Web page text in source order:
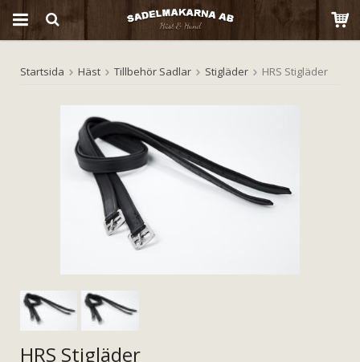
Produkten har blivit tillagd i varukorgen
Startsida Häst Tillbehör Sadlar Stigläder HRS Stigläder
HRS Stigläder